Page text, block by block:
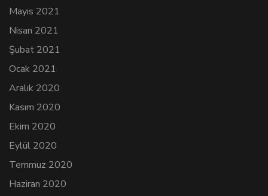
Mayıs 2021
Nisan 2021
Şubat 2021
Ocak 2021
Aralık 2020
Kasım 2020
Ekim 2020
Eylül 2020
Temmuz 2020
Haziran 2020